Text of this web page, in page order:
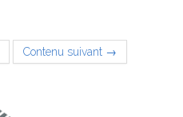
Contenu suivant →